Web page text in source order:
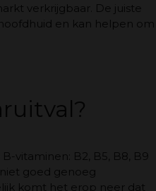
verkrijgbaar. De juiste
en kan helpen om
vitaminen: B2, B5, B8, B9
goed genoeg
komt het erop neer dat